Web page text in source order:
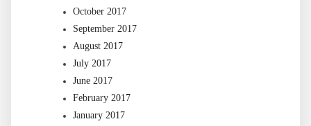
October 2017
September 2017
August 2017
July 2017
June 2017
February 2017
January 2017